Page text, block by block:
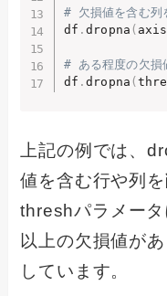
# 欠損値を含む列
df .dropna ( axis
# ある程度の欠損
df .dropna (
上記の例では、
値を含む行や列
threshパラメー
以上の欠損値が
しています。